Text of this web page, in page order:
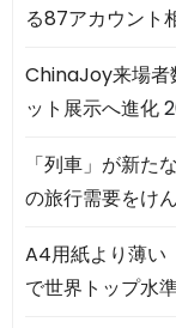
る87アカウント
ChinaJoy来場
ット展示へ進化
「列車」が新
の旅行需要をけ
A4用紙より薄
で世界トップ水